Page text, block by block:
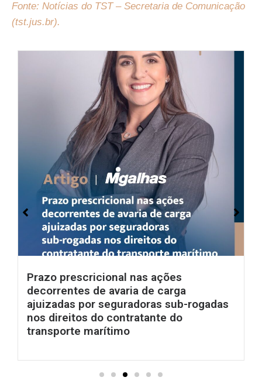
Fonte: Notícias do TST – Secretaria de Comunicação
(tst.jus.br).
Prazo prescricional nas ações
decorrentes de avaria de carga
ajuizadas por seguradoras sub-rogadas
nos direitos do contratante do
transporte marítimo